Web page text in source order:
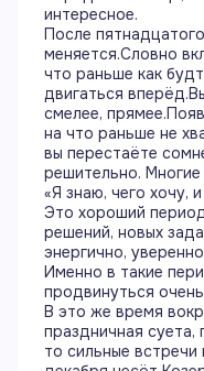
интересное.
После
меняется.Словно
что раньше как
двигаться
смелее,
на что раньше не
вы перестаёте
решительно.
«Я знаю, чего хочу,
Это хороший
решений, новых
энергично,
Именно в такие
продвинуться
В это же время
праздничная суета,
то сильные